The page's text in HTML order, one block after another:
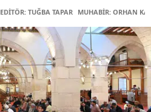
EDİTÖR: TUĞBA TAPAR MUHABİR: ORHAN